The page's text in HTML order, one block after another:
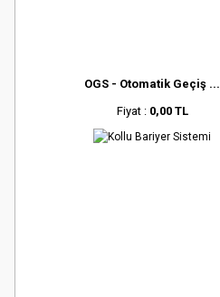
OGS - Otomatik Geçiş ...
Fiyat : 0,00 TL